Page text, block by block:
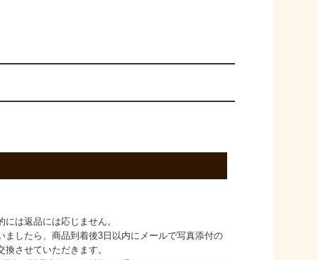
は返品には応じません。
ましたら、商品到着後3日以内にメールで写真添付の
換させていただきます。